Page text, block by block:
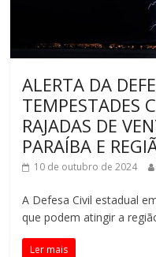
ALERTA DA
TEMPESTADES
RAJADAS DE
PARAÍBA E
10 de outubro de 2024
A Defesa Civil estadual
que podem atingir a
Ler mais